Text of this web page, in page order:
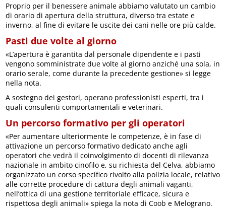
Proprio per il benessere animale abbiamo valutato un cambio
di orario di apertura della struttura, diverso tra estate e
inverno, al fine di evitare le uscite dei cani nelle ore più calde.
Pasti due volte al giorno
«L’apertura è garantita dal personale dipendente e i pasti
vengono somministrate due volte al giorno anziché una sola, in
orario serale, come durante la precedente gestione» si legge
nella nota.
A sostegno dei gestori, operano professionisti esperti, tra i
quali consulenti comportamentali e veterinari.
Un percorso formativo per gli operatori
«Per aumentare ulteriormente le competenze, è in fase di
attivazione un percorso formativo dedicato anche agli
operatori che vedrà il coinvolgimento di docenti di rilevanza
nazionale in ambito cinofilo e, su richiesta del Celva, abbiamo
organizzato un corso specifico rivolto alla polizia locale, relativo
alle corrette procedure di cattura degli animali vaganti,
nell’ottica di una gestione territoriale efficace, sicura e
rispettosa degli animali» spiega la nota di Coob e Melograno.